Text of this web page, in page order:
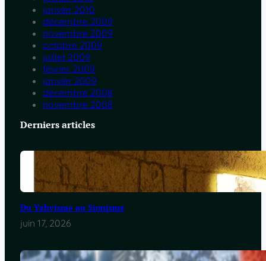
janvier 2010
décembre 2009
novembre 2009
octobre 2009
juillet 2009
février 2009
janvier 2009
décembre 2008
novembre 2008
Derniers articles
Du Yahvisme au Sionisme
juin 17, 2026